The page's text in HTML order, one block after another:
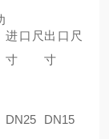
进口尺
寸
出口尺
寸
DN25 DN15